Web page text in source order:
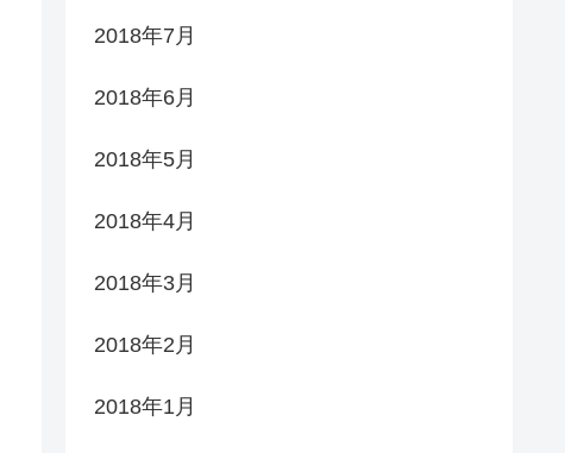
2018年7月
2018年6月
2018年5月
2018年4月
2018年3月
2018年2月
2018年1月